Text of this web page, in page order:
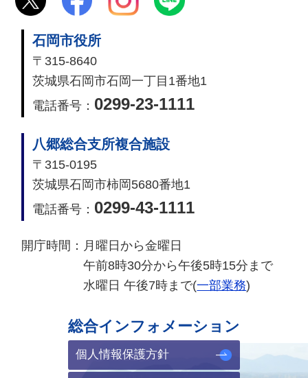
石岡市役所
〒315-8640
茨城県石岡市石岡一丁目1番地1
電話番号： 0299-23-1111
八郷総合支所複合施設
〒315-0195
茨城県石岡市柿岡5680番地1
電話番号： 0299-43-1111
開庁時間： 月曜日から金曜日
午前8時30分から午後5時15分まで
水曜日 午後7時まで(一部業務)
総合インフォメーション
個人情報保護方針